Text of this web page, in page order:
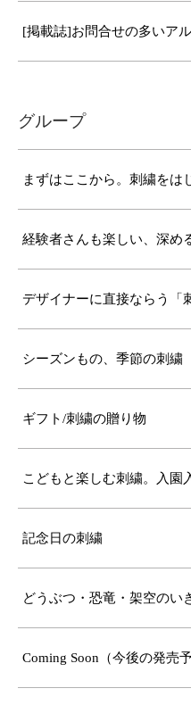
[掲載誌]お問合せの多いア
グループ
まずはここから。刺繍をは
経験者さんも楽しい、深め
デザイナーに直接ならう「
シーズンもの、季節の刺繍
ギフト/刺繍の贈り物
こどもと楽しむ刺繍。入園
記念日の刺繍
どうぶつ・恐竜・架空のい
Coming Soon（今後の発売予